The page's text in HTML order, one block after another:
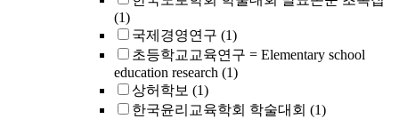
(1)
국제경영연구 (1)
초등학교교육연구 = Elementary school
education research (1)
상허학보 (1)
한국윤리교육학회 학술대회 (1)